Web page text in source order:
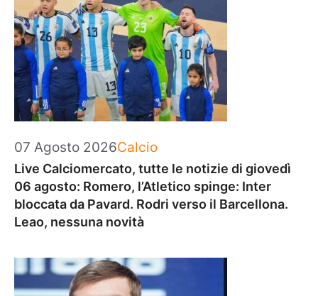
07 Agosto 2026Categorie
Calcio
Live Calciomercato, tutte le notizie di giovedì
06 agosto: Romero, l’Atletico spinge: Inter
bloccata da Pavard. Rodri verso il Barcellona.
Leao, nessuna novità